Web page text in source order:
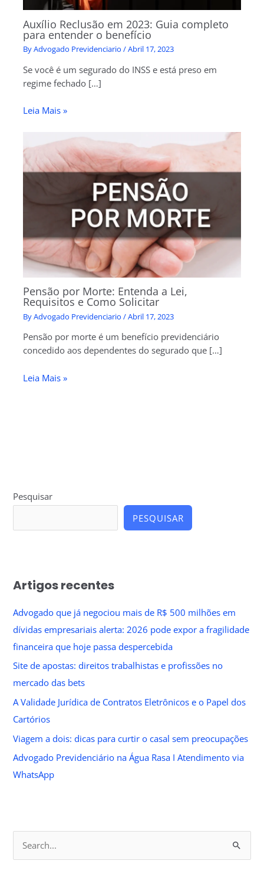
Auxílio Reclusão em 2023: Guia completo
para entender o benefício
ByAdvogado Previdenciario/Abril 17, 2023
Se você é um segurado do INSS e está preso em
regime fechado […]
Leia Mais »
Pensão por Morte: Entenda a Lei,
Requisitos e Como Solicitar
ByAdvogado Previdenciario/Abril 17, 2023
Pensão por morte é um benefício previdenciário
concedido aos dependentes do segurado que […]
Leia Mais »
Pesquisar
PESQUISAR
Artigos recentes
Advogado que já negociou mais de R$ 500 milhões em
dívidas empresariais alerta: 2026 pode expor a fragilidade
financeira que hoje passa despercebida
Site de apostas: direitos trabalhistas e profissões no
mercado das bets
A Validade Jurídica de Contratos Eletrônicos e o Papel dos
Cartórios
Viagem a dois: dicas para curtir o casal sem preocupações
Advogado Previdenciário na Água Rasa I Atendimento via
WhatsApp
e